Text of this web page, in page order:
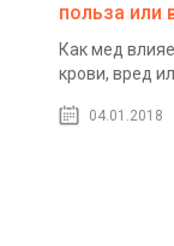
польза или
Как мед
крови, вред
04.01.2018